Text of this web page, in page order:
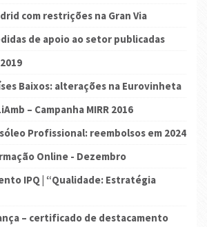
com restrições na Gran Via
de apoio ao setor publicadas
Baixos: alterações na Eurovinheta
– Campanha MIRR 2016
Profissional: reembolsos em 2024
Online - Dezembro
IPQ | “Qualidade: Estratégia
– certificado de destacamento